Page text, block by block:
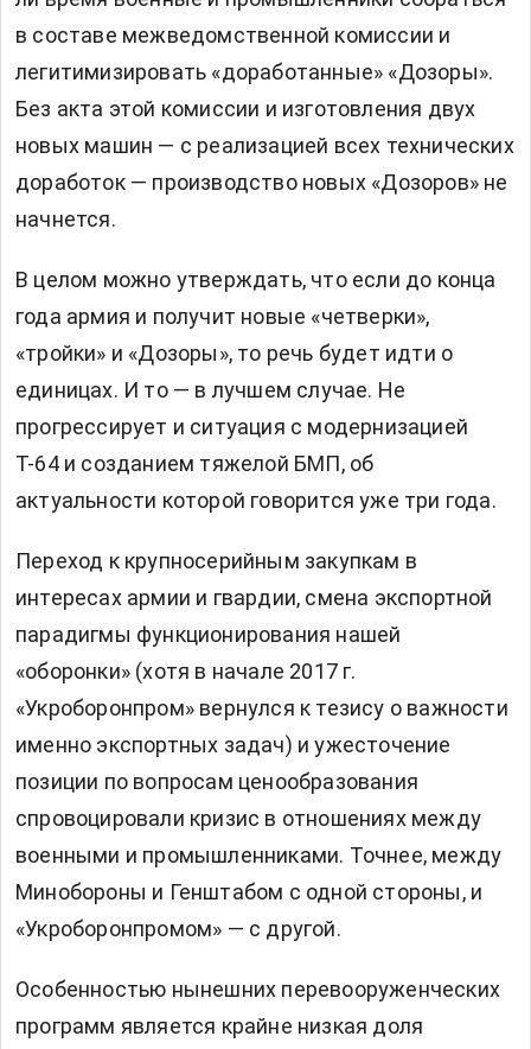
в составе межведомственной комиссии и
легитимизировать «доработанные» «Дозоры».
Без акта этой комиссии и изготовления двух
новых машин — с реализацией всех технических
доработок — производство новых «Дозоров» не
начнется.
В целом можно утверждать, что если до конца
года армия и получит новые «четверки»,
«тройки» и «Дозоры», то речь будет идти о
единицах. И то — в лучшем случае. Не
прогрессирует и ситуация с модернизацией
Т-64 и созданием тяжелой БМП, об
актуальности которой говорится уже три года.
Переход к крупносерийным закупкам в
интересах армии и гвардии, смена экспортной
парадигмы функционирования нашей
«оборонки» (хотя в начале 2017 г.
«Укроборонпром» вернулся к тезису о важности
именно экспортных задач) и ужесточение
позиции по вопросам ценообразования
спровоцировали кризис в отношениях между
военными и промышленниками. Точнее, между
Минобороны и Генштабом с одной стороны, и
«Укроборонпромом» — с другой.
Особенностью нынешних перевооруженческих
программ является крайне низкая доля